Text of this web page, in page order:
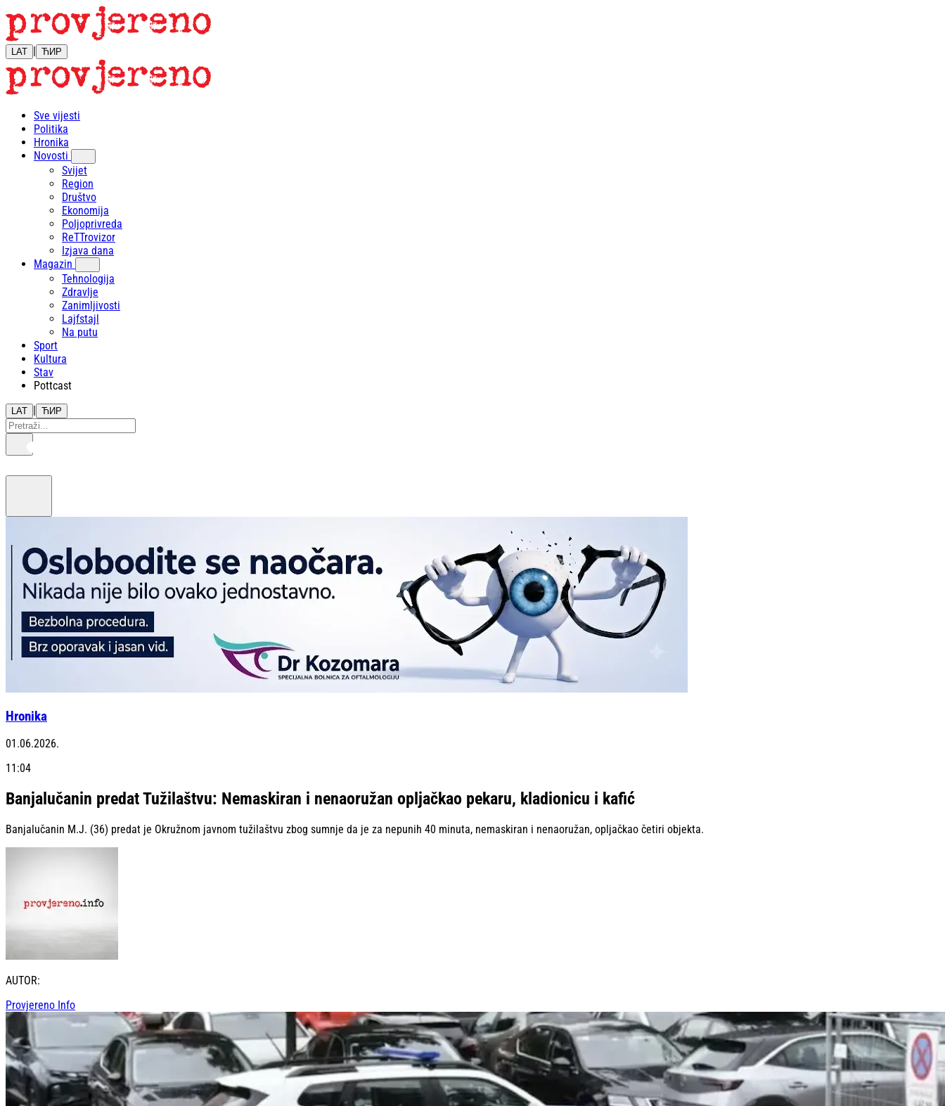
LAT | ЋИР
Sve vijesti
Politika
Hronika
Novosti
Svijet
Region
Društvo
Ekonomija
Poljoprivreda
ReTTrovizor
Izjava dana
Magazin
Tehnologija
Zdravlje
Zanimljivosti
Lajfstajl
Na putu
Sport
Kultura
Stav
Pottcast
LAT | ЋИР
Hronika
01.06.2026.
11:04
Banjalučanin predat Tužilaštvu: Nemaskiran i nenaoružan opljačkao pekaru, kladionicu i kafić
Banjalučanin M.J. (36) predat je Okružnom javnom tužilaštvu zbog sumnje da je za nepunih 40 minuta, nemaskiran i nenaoružan, opljačkao četiri objekta.
AUTOR:
Provjereno Info